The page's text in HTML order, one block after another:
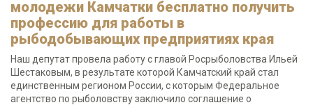
молодежи Камчатки бесплатно получить
профессию для работы в
рыбодобывающих предприятиях края
Наш депутат провела работу с главой Росрыболовства Ильей
Шестаковым, в результате которой Камчатский край стал
единственным регионом России, с которым Федеральное
агентство по рыболовству заключило соглашение о